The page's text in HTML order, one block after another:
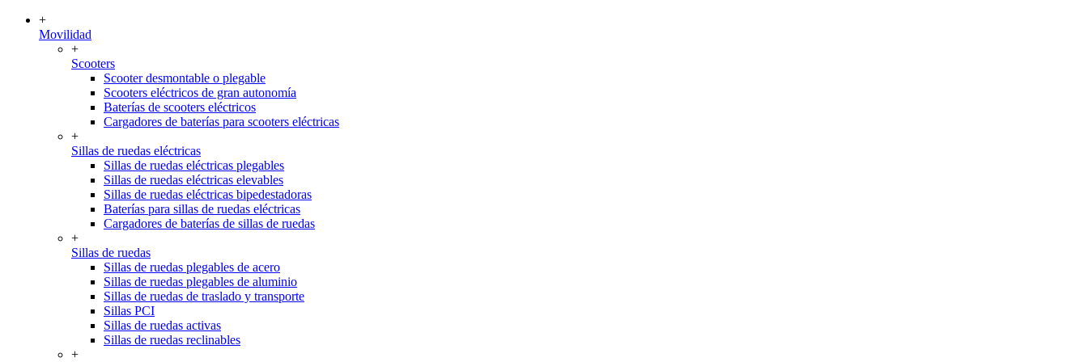
+
Movilidad
+
Scooters
Scooter desmontable o plegable
Scooters eléctricos de gran autonomía
Baterías de scooters eléctricos
Cargadores de baterías para scooters eléctricas
+
Sillas de ruedas eléctricas
Sillas de ruedas eléctricas plegables
Sillas de ruedas eléctricas elevables
Sillas de ruedas eléctricas bipedestadoras
Baterías para sillas de ruedas eléctricas
Cargadores de baterías de sillas de ruedas
+
Sillas de ruedas
Sillas de ruedas plegables de acero
Sillas de ruedas plegables de aluminio
Sillas de ruedas de traslado y transporte
Sillas PCI
Sillas de ruedas activas
Sillas de ruedas reclinables
+